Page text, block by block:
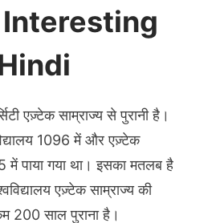
Interesting
एज़्टेक साम्राज्य से पुरानी है।
1096 में और एज़्टेक
में पाया गया था। इसका मतलब है
एज़्टेक साम्राज्य की
200 साल पुराना है।